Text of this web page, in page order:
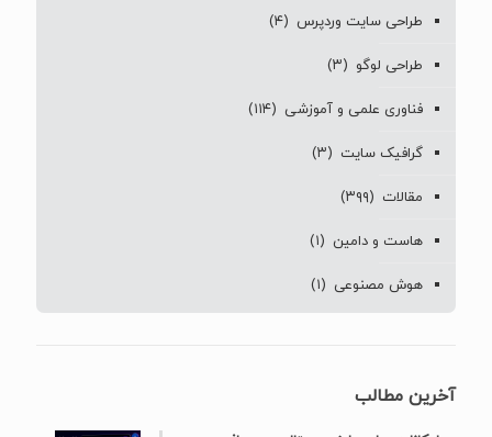
طراحی سایت وردپرس (۴)
طراحی لوگو (۳)
فناوری علمی و آموزشی (۱۱۴)
گرافیک سایت (۳)
مقالات (۳۹۹)
هاست و دامین (۱)
هوش مصنوعی (۱)
آخرین مطالب